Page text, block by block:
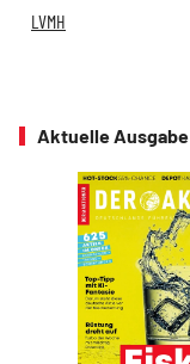
LVMH
Aktuelle Ausgabe